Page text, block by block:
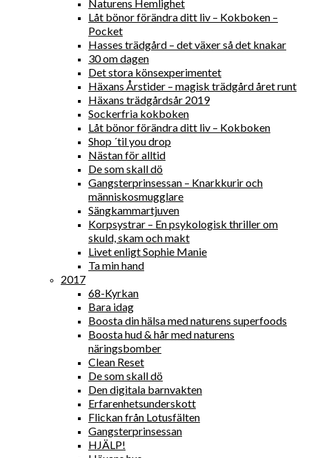
Naturens Hemlighet
Låt bönor förändra ditt liv – Kokboken –
Pocket
Hasses trädgård – det växer så det knakar
30 om dagen
Det stora könsexperimentet
Häxans Årstider – magisk trädgård året runt
Häxans trädgårdsår 2019
Sockerfria kokboken
Låt bönor förändra ditt liv – Kokboken
Shop ´til you drop
Nästan för alltid
De som skall dö
Gangsterprinsessan – Knarkkurir och
människosmugglare
Sängkammartjuven
Korpsystrar – En psykologisk thriller om
skuld, skam och makt
Livet enligt Sophie Manie
Ta min hand
2017
68-Kyrkan
Bara idag
Boosta din hälsa med naturens superfoods
Boosta hud & hår med naturens
näringsbomber
Clean Reset
De som skall dö
Den digitala barnvakten
Erfarenhetsunderskott
Flickan från Lotusfälten
Gangsterprinsessan
HJÄLP!